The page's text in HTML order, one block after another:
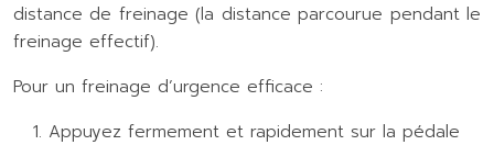
distance de freinage (la distance parcourue pendant le
freinage effectif).
Pour un freinage d’urgence efficace :
Appuyez fermement et rapidement sur la pédale